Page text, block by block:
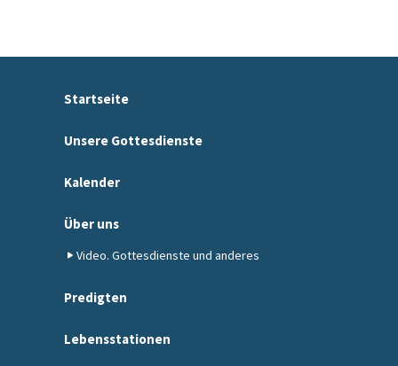
Startseite
Unsere Gottesdienste
Kalender
Über uns
Video. Gottesdienste und anderes
Predigten
Lebensstationen